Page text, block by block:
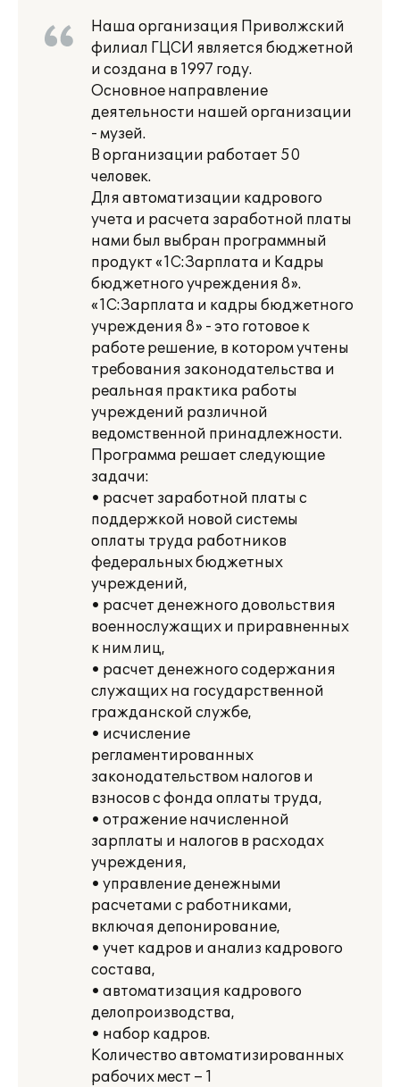
Наша организация Приволжский
филиал ГЦСИ является бюджетной
и создана в 1997 году.
Основное направление
деятельности нашей организации
- музей.
В организации работает 50
человек.
Для автоматизации кадрового
учета и расчета заработной платы
нами был выбран программный
продукт «1С:Зарплата и Кадры
бюджетного учреждения 8».
«1С:Зарплата и кадры бюджетного
учреждения 8» - это готовое к
работе решение, в котором учтены
требования законодательства и
реальная практика работы
учреждений различной
ведомственной принадлежности.
Программа решает следующие
задачи:
• расчет заработной платы с
поддержкой новой системы
оплаты труда работников
федеральных бюджетных
учреждений,
• расчет денежного довольствия
военнослужащих и приравненных
к ним лиц,
• расчет денежного содержания
служащих на государственной
гражданской службе,
• исчисление
регламентированных
законодательством налогов и
взносов с фонда оплаты труда,
• отражение начисленной
зарплаты и налогов в расходах
учреждения,
• управление денежными
расчетами с работниками,
включая депонирование,
• учет кадров и анализ кадрового
состава,
• автоматизация кадрового
делопроизводства,
• набор кадров.
Количество автоматизированных
рабочих мест – 1